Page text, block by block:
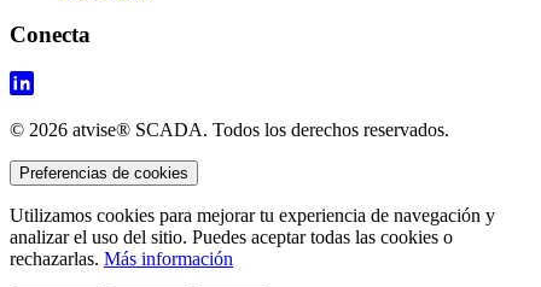
Conecta
© 2026 atvise® SCADA. Todos los derechos reservados.
Preferencias de cookies
Utilizamos cookies para mejorar tu experiencia de navegación y
analizar el uso del sitio. Puedes aceptar todas las cookies o
rechazarlas. Más información